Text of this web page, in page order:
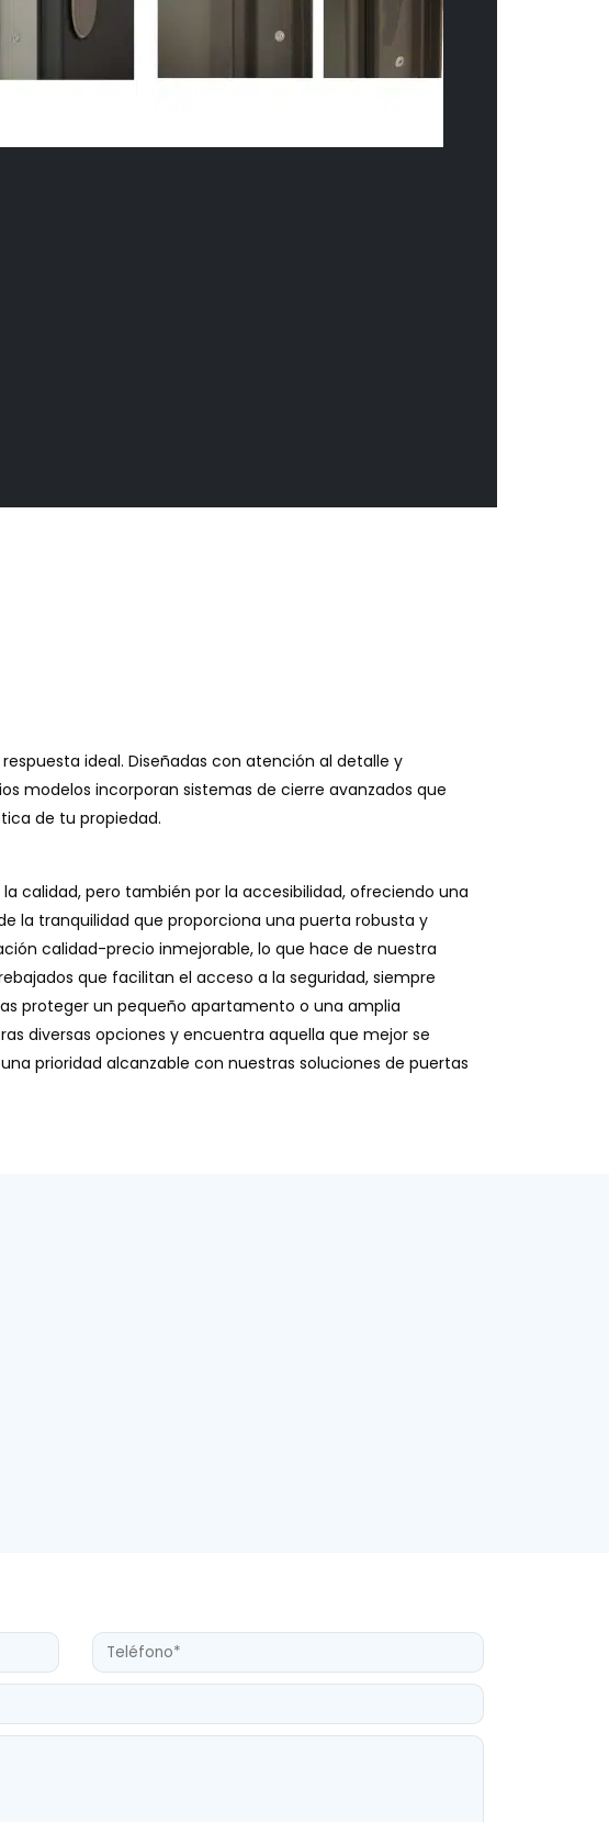
respuesta ideal. Diseñadas con atención al detalle y
modelos incorporan sistemas de cierre avanzados que
de tu propiedad.
calidad, pero también por la accesibilidad, ofreciendo una
la tranquilidad que proporciona una puerta robusta y
calidad-precio inmejorable, lo que hace de nuestra
que facilitan el acceso a la seguridad, siempre
proteger un pequeño apartamento o una amplia
diversas opciones y encuentra aquella que mejor se
prioridad alcanzable con nuestras soluciones de puertas